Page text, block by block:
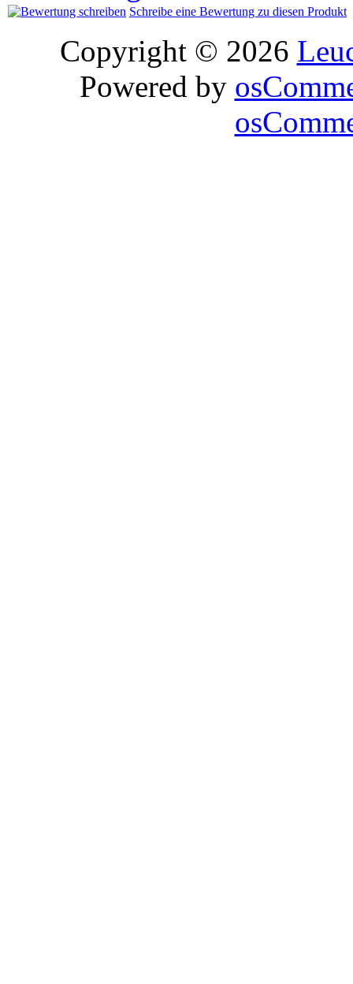
Schreibe eine Bewertung zu diesen Produkt
Copyright © 2026
Powered by